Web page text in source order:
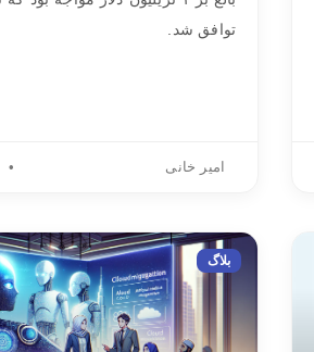
توافق شد.
امیر خانی
بلاگ